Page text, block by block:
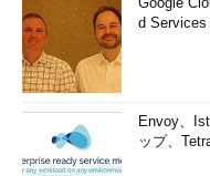
d Services
Envoy、
ップ、